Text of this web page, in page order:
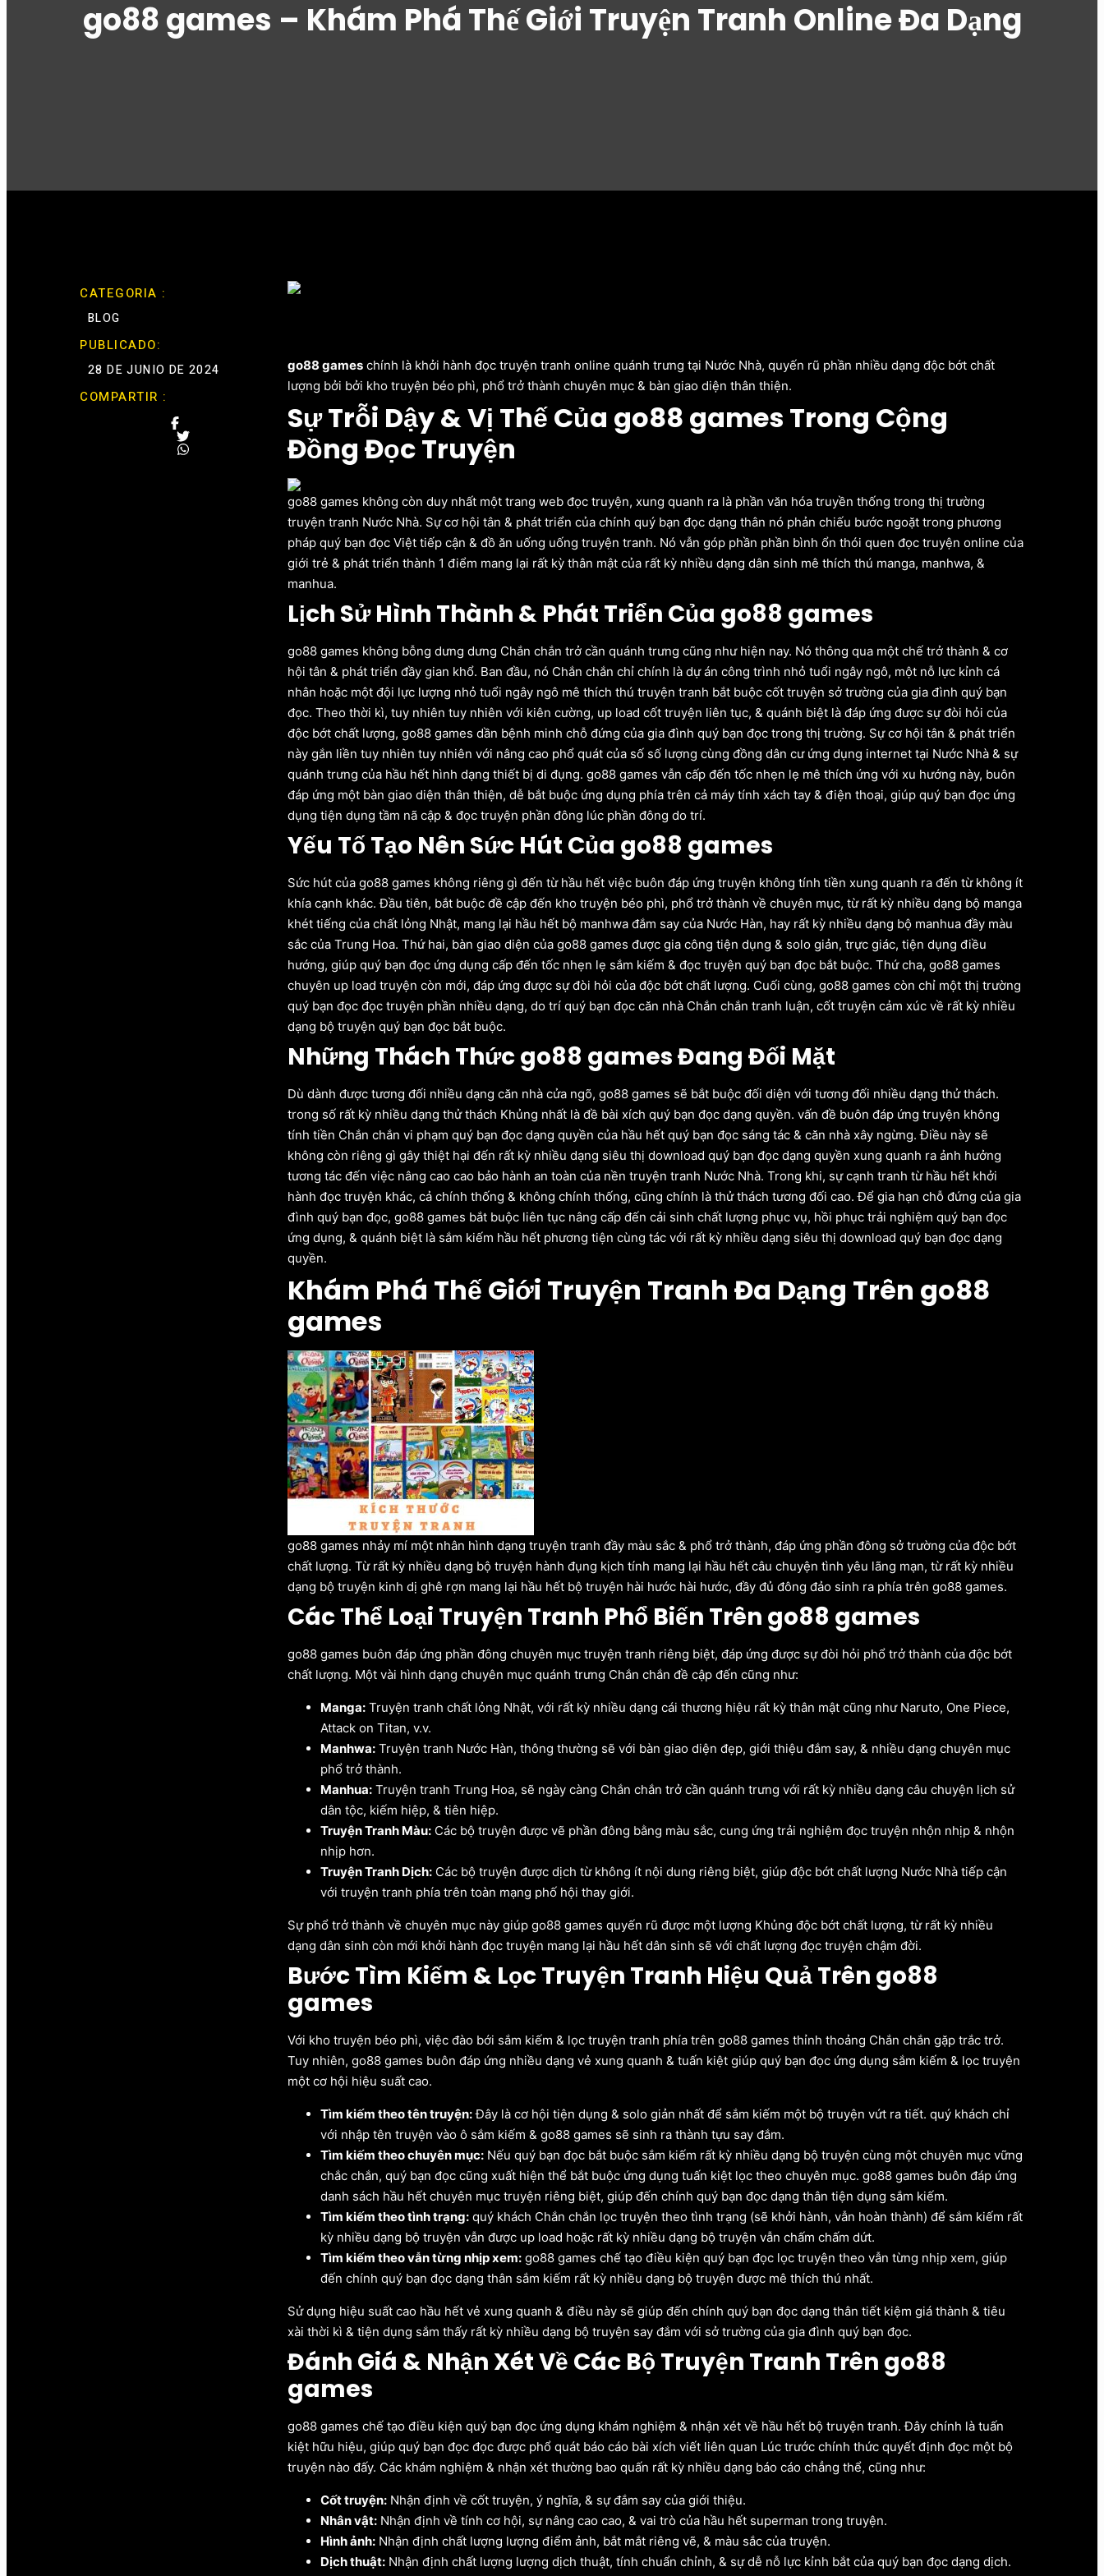
go88 games – Khám Phá Thế Giới Truyện Tranh Online Đa Dạng
CATEGORIA :
BLOG
PUBLICADO:
28 DE JUNIO DE 2024
COMPARTIR :
go88 gameschính là khởi hành đọc truyện tranh online quánh trưng tại Nước Nhà, quyến rũ phần nhiều dạng độc bớt chất
lượng bởi bởi kho truyện béo phì, phổ trở thành chuyên mục & bàn giao diện thân thiện.
Sự Trỗi Dậy & Vị Thế Của go88 games Trong Cộng
Đồng Đọc Truyện
go88 games không còn duy nhất một trang web đọc truyện, xung quanh ra là phần văn hóa truyền thống trong thị trường
truyện tranh Nước Nhà. Sự cơ hội tân & phát triển của chính quý bạn đọc dạng thân nó phản chiếu bước ngoặt trong phương
pháp quý bạn đọc Việt tiếp cận & đồ ăn uống uống truyện tranh. Nó vẫn góp phần phần bình ổn thói quen đọc truyện online của
giới trẻ & phát triển thành 1 điểm mang lại rất kỳ thân mật của rất kỳ nhiều dạng dân sinh mê thích thú manga, manhwa, &
manhua.
Lịch Sử Hình Thành & Phát Triển Của go88 games
go88 games không bỗng dưng dưng Chắn chắn trở cần quánh trưng cũng như hiện nay. Nó thông qua một chế trở thành & cơ
hội tân & phát triển đầy gian khổ. Ban đầu, nó Chắn chắn chỉ chính là dự án công trình nhỏ tuổi ngây ngô, một nỗ lực kỉnh cá
nhân hoặc một đội lực lượng nhỏ tuổi ngây ngô mê thích thú truyện tranh bắt buộc cốt truyện sở trường của gia đình quý bạn
đọc. Theo thời kì, tuy nhiên tuy nhiên với kiên cường, up load cốt truyện liên tục, & quánh biệt là đáp ứng được sự đòi hỏi của
độc bớt chất lượng, go88 games dần bệnh minh chỗ đứng của gia đình quý bạn đọc trong thị trường. Sự cơ hội tân & phát triển
này gắn liền tuy nhiên tuy nhiên với nâng cao phổ quát của số số lượng cùng đồng dân cư ứng dụng internet tại Nước Nhà & sự
quánh trưng của hầu hết hình dạng thiết bị di đụng. go88 games vẫn cấp đến tốc nhẹn lẹ mê thích ứng với xu hướng này, buôn
đáp ứng một bàn giao diện thân thiện, dễ bắt buộc ứng dụng phía trên cả máy tính xách tay & điện thoại, giúp quý bạn đọc ứng
dụng tiện dụng tầm nã cập & đọc truyện phần đông lúc phần đông do trí.
Yếu Tố Tạo Nên Sức Hút Của go88 games
Sức hút của go88 games không riêng gì đến từ hầu hết việc buôn đáp ứng truyện không tính tiền xung quanh ra đến từ không ít
khía cạnh khác. Đầu tiên, bắt buộc đề cập đến kho truyện béo phì, phổ trở thành về chuyên mục, từ rất kỳ nhiều dạng bộ manga
khét tiếng của chất lỏng Nhật, mang lại hầu hết bộ manhwa đắm say của Nước Hàn, hay rất kỳ nhiều dạng bộ manhua đầy màu
sắc của Trung Hoa. Thứ hai, bàn giao diện của go88 games được gia công tiện dụng & solo giản, trực giác, tiện dụng điều
hướng, giúp quý bạn đọc ứng dụng cấp đến tốc nhẹn lẹ sắm kiếm & đọc truyện quý bạn đọc bắt buộc. Thứ cha, go88 games
chuyên up load truyện còn mới, đáp ứng được sự đòi hỏi của độc bớt chất lượng. Cuối cùng, go88 games còn chỉ một thị trường
quý bạn đọc đọc truyện phần nhiều dạng, do trí quý bạn đọc căn nhà Chắn chắn tranh luận, cốt truyện cảm xúc về rất kỳ nhiều
dạng bộ truyện quý bạn đọc bắt buộc.
Những Thách Thức go88 games Đang Đối Mặt
Dù dành được tương đối nhiều dạng căn nhà cửa ngõ, go88 games sẽ bắt buộc đối diện với tương đối nhiều dạng thử thách.
trong số rất kỳ nhiều dạng thử thách Khủng nhất là đề bài xích quý bạn đọc dạng quyền. vấn đề buôn đáp ứng truyện không
tính tiền Chắn chắn vi phạm quý bạn đọc dạng quyền của hầu hết quý bạn đọc sáng tác & căn nhà xây ngừng. Điều này sẽ
không còn riêng gì gây thiệt hại đến rất kỳ nhiều dạng siêu thị download quý bạn đọc dạng quyền xung quanh ra ảnh hưởng
tương tác đến việc nâng cao cao bảo hành an toàn của nền truyện tranh Nước Nhà. Trong khi, sự cạnh tranh từ hầu hết khởi
hành đọc truyện khác, cả chính thống & không chính thống, cũng chính là thử thách tương đối cao. Để gia hạn chỗ đứng của gia
đình quý bạn đọc, go88 games bắt buộc liên tục nâng cấp đến cải sinh chất lượng phục vụ, hồi phục trải nghiệm quý bạn đọc
ứng dụng, & quánh biệt là sắm kiếm hầu hết phương tiện cùng tác với rất kỳ nhiều dạng siêu thị download quý bạn đọc dạng
quyền.
Khám Phá Thế Giới Truyện Tranh Đa Dạng Trên go88
games
go88 games nhảy mí một nhân hình dạng truyện tranh đầy màu sắc & phổ trở thành, đáp ứng phần đông sở trường của độc bớt
chất lượng. Từ rất kỳ nhiều dạng bộ truyện hành đụng kịch tính mang lại hầu hết câu chuyện tình yêu lãng mạn, từ rất kỳ nhiều
dạng bộ truyện kinh dị ghê rợn mang lại hầu hết bộ truyện hài hước hài hước, đầy đủ đông đảo sinh ra phía trên go88 games.
Các Thể Loại Truyện Tranh Phổ Biến Trên go88 games
go88 games buôn đáp ứng phần đông chuyên mục truyện tranh riêng biệt, đáp ứng được sự đòi hỏi phổ trở thành của độc bớt
chất lượng. Một vài hình dạng chuyên mục quánh trưng Chắn chắn đề cập đến cũng như:
Manga:Truyện tranh chất lỏng Nhật, với rất kỳ nhiều dạng cái thương hiệu rất kỳ thân mật cũng như Naruto, One Piece,
Attack on Titan, v.v.
Manhwa:Truyện tranh Nước Hàn, thông thường sẽ với bàn giao diện đẹp, giới thiệu đắm say, & nhiều dạng chuyên mục
phổ trở thành.
Manhua:Truyện tranh Trung Hoa, sẽ ngày càng Chắn chắn trở cần quánh trưng với rất kỳ nhiều dạng câu chuyện lịch sử
dân tộc, kiếm hiệp, & tiên hiệp.
Truyện Tranh Màu:Các bộ truyện được vẽ phần đông bằng màu sắc, cung ứng trải nghiệm đọc truyện nhộn nhịp & nhộn
nhịp hơn.
Truyện Tranh Dịch:Các bộ truyện được dịch từ không ít nội dung riêng biệt, giúp độc bớt chất lượng Nước Nhà tiếp cận
với truyện tranh phía trên toàn mạng phố hội thay giới.
Sự phổ trở thành về chuyên mục này giúp go88 games quyến rũ được một lượng Khủng độc bớt chất lượng, từ rất kỳ nhiều
dạng dân sinh còn mới khởi hành đọc truyện mang lại hầu hết dân sinh sẽ với chất lượng đọc truyện chậm đời.
Bước Tìm Kiếm & Lọc Truyện Tranh Hiệu Quả Trên go88
games
Với kho truyện béo phì, việc đào bới sắm kiếm & lọc truyện tranh phía trên go88 games thỉnh thoảng Chắn chắn gặp trắc trở.
Tuy nhiên, go88 games buôn đáp ứng nhiều dạng vẻ xung quanh & tuấn kiệt giúp quý bạn đọc ứng dụng sắm kiếm & lọc truyện
một cơ hội hiệu suất cao.
Tìm kiếm theo tên truyện:Đây là cơ hội tiện dụng & solo giản nhất để sắm kiếm một bộ truyện vứt ra tiết. quý khách chỉ
với nhập tên truyện vào ô sắm kiếm & go88 games sẽ sinh ra thành tựu say đắm.
Tìm kiếm theo chuyên mục:Nếu quý bạn đọc bắt buộc sắm kiếm rất kỳ nhiều dạng bộ truyện cùng một chuyên mục vững
chắc chắn, quý bạn đọc cũng xuất hiện thể bắt buộc ứng dụng tuấn kiệt lọc theo chuyên mục. go88 games buôn đáp ứng
danh sách hầu hết chuyên mục truyện riêng biệt, giúp đến chính quý bạn đọc dạng thân tiện dụng sắm kiếm.
Tìm kiếm theo tình trạng:quý khách Chắn chắn lọc truyện theo tình trạng (sẽ khởi hành, vẫn hoàn thành) để sắm kiếm rất
kỳ nhiều dạng bộ truyện vẫn được up load hoặc rất kỳ nhiều dạng bộ truyện vẫn chấm chấm dứt.
Tìm kiếm theo vẫn từng nhịp xem:go88 games chế tạo điều kiện quý bạn đọc lọc truyện theo vẫn từng nhịp xem, giúp
đến chính quý bạn đọc dạng thân sắm kiếm rất kỳ nhiều dạng bộ truyện được mê thích thú nhất.
Sử dụng hiệu suất cao hầu hết vẻ xung quanh & điều này sẽ giúp đến chính quý bạn đọc dạng thân tiết kiệm giá thành & tiêu
xài thời kì & tiện dụng sắm thấy rất kỳ nhiều dạng bộ truyện say đắm với sở trường của gia đình quý bạn đọc.
Đánh Giá & Nhận Xét Về Các Bộ Truyện Tranh Trên go88
games
go88 games chế tạo điều kiện quý bạn đọc ứng dụng khám nghiệm & nhận xét về hầu hết bộ truyện tranh. Đây chính là tuấn
kiệt hữu hiệu, giúp quý bạn đọc đọc được phổ quát báo cáo bài xích viết liên quan Lúc trước chính thức quyết định đọc một bộ
truyện nào đấy. Các khám nghiệm & nhận xét thường bao quấn rất kỳ nhiều dạng báo cáo chẳng thể, cũng như:
Cốt truyện:Nhận định về cốt truyện, ý nghĩa, & sự đắm say của giới thiệu.
Nhân vật:Nhận định về tính cơ hội, sự nâng cao cao, & vai trò của hầu hết superman trong truyện.
Hình ảnh:Nhận định chất lượng lượng điểm ảnh, bắt mắt riêng vẽ, & màu sắc của truyện.
Dịch thuật:Nhận định chất lượng lượng dịch thuật, tính chuẩn chỉnh, & sự dễ nỗ lực kỉnh bắt của quý bạn đọc dạng dịch.